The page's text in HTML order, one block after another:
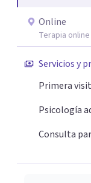
Online
Terapia online
Servicios y
Primera
Psicología
Consulta